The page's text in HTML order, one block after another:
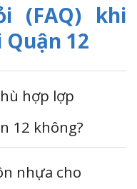
(FAQ) khi
12
hợp lợp
12 không?
nhựa cho